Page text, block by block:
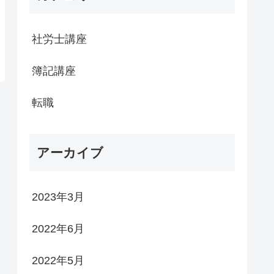
社労士講座
簿記講座
転職
アーカイブ
2023年3月
2022年6月
2022年5月